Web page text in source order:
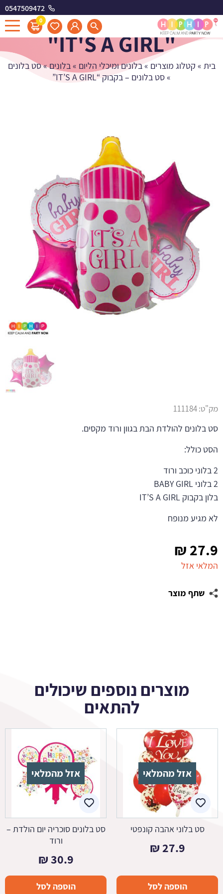
0547509472
0
סט בלונים - בקבוק
"IT'S A GIRL"
בית » קטלוג מוצרים »בלונים ומיכלי הליום »בלונים»סט בלונים
»סט בלונים – בקבוק “IT’S A GIRL”
27.9
₪
המלאי אזל
שתף מוצר
מק"ט:111184
סט בלונים להולדת הבת בגוון ורוד מקסים.
הסט כולל:
2 בלוני כוכב ורוד
2 בלוני BABY GIRL
בלון בקבוק IT’S A GIRL
לא מגיע מנופח
מוצרים נוספים שיכולים
להתאים
אזל מהמלאי
סט בלוני אהבה קונפטי
27.9
₪
הוספה לסל
אזל מהמלאי
סט בלונים סוכריה יום הולדת –
ורוד
30.9
₪
הוספה לסל